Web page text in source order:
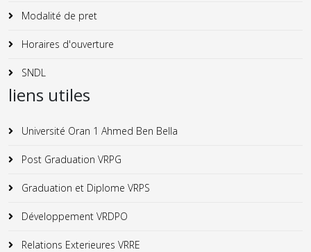
Modalité de pret
Horaires d'ouverture
SNDL
liens utiles
Université Oran 1 Ahmed Ben Bella
Post Graduation VRPG
Graduation et Diplome VRPS
Développement VRDPO
Relations Exterieures VRRE